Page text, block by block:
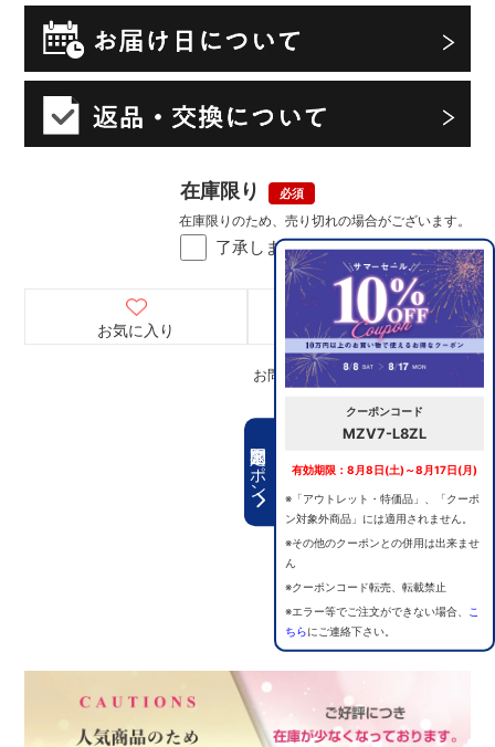
期間限定クーポン
クーポンコード
MZV7-L8ZL
有効期限：8月8日(土)～8月17日(月)
※「アウトレット・特価品」、「クーポ
ン対象外商品」には適用されません。
※その他のクーポンとの併用は出来ませ
ん
※クーポンコード転売、転載禁止
※エラー等でご注文ができない場合、
こ
ちらにご連絡下さい。
お問い合わせコード： 035017010
在庫限り
了承しました
在庫限りのため、売り切れの場合がございます。
お気に入り お問い合わせ